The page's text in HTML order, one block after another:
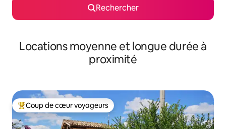
Rechercher
Locations moyenne et longue durée à
proximité
Coups de cœur voyageurs les plus appréciés
Coup de cœur voyageurs